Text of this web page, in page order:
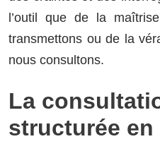
l’outil que de la
transmettons ou de la
nous consultons.
La
structurée